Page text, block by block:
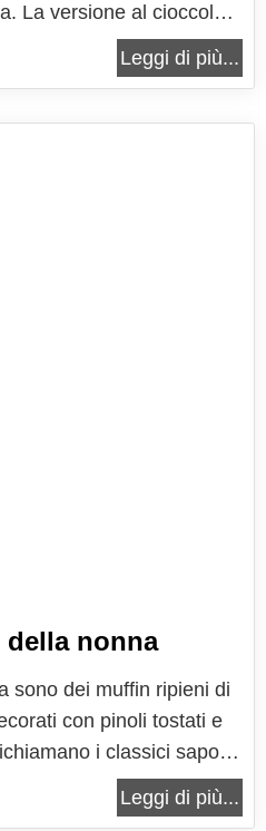
La versione al cioccolato
la tradizionale crema
ancora più ricca e
Leggi di più...
della nonna
sono dei muffin ripieni di
con pinoli tostati e
i classici sapori
un grande classico della
italiana, una di quelle che
Leggi di più...